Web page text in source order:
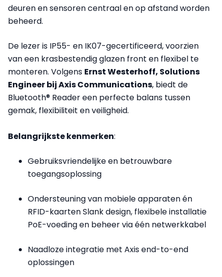
deuren en sensoren centraal en op afstand worden
beheerd.
De lezer is IP55- en IK07-gecertificeerd, voorzien
van een krasbestendig glazen front en flexibel te
monteren. Volgens Ernst Westerhoff, Solutions
Engineer bij Axis Communications, biedt de
Bluetooth® Reader een perfecte balans tussen
gemak, flexibiliteit en veiligheid.
Belangrijkste kenmerken:
Gebruiksvriendelijke en betrouwbare
toegangsoplossing
Ondersteuning van mobiele apparaten én
RFID-kaarten Slank design, flexibele installatie
PoE-voeding en beheer via één netwerkkabel
Naadloze integratie met Axis end-to-end
oplossingen